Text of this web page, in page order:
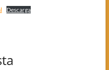
Descarga